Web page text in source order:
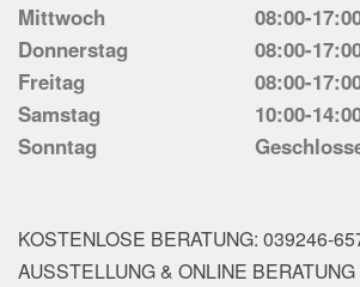
Mittwoch
08:00-
Donnerstag
08:00-
Freitag
08:00-
Samstag
10:00-
Sonntag
KOSTENLOSE BERATUNG: 039246-
AUSSTELLUNG & ONLINE